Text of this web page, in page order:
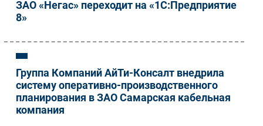
Безопасность
Инновации
Гаджеты
Здоровье
РАЗДЕЛЫ
ЗАО «Негас» переходит на «1С:Предприятие
8»
Группа Компаний АйТи-Консалт внедрила
систему оперативно-производственного
планирования в ЗАО Самарская кабельная
компания